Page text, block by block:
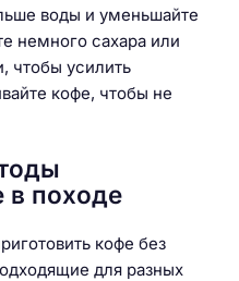
воды и уменьшайте
немного сахара или
чтобы усилить
кофе, чтобы не
в походе
кофе без
для разных